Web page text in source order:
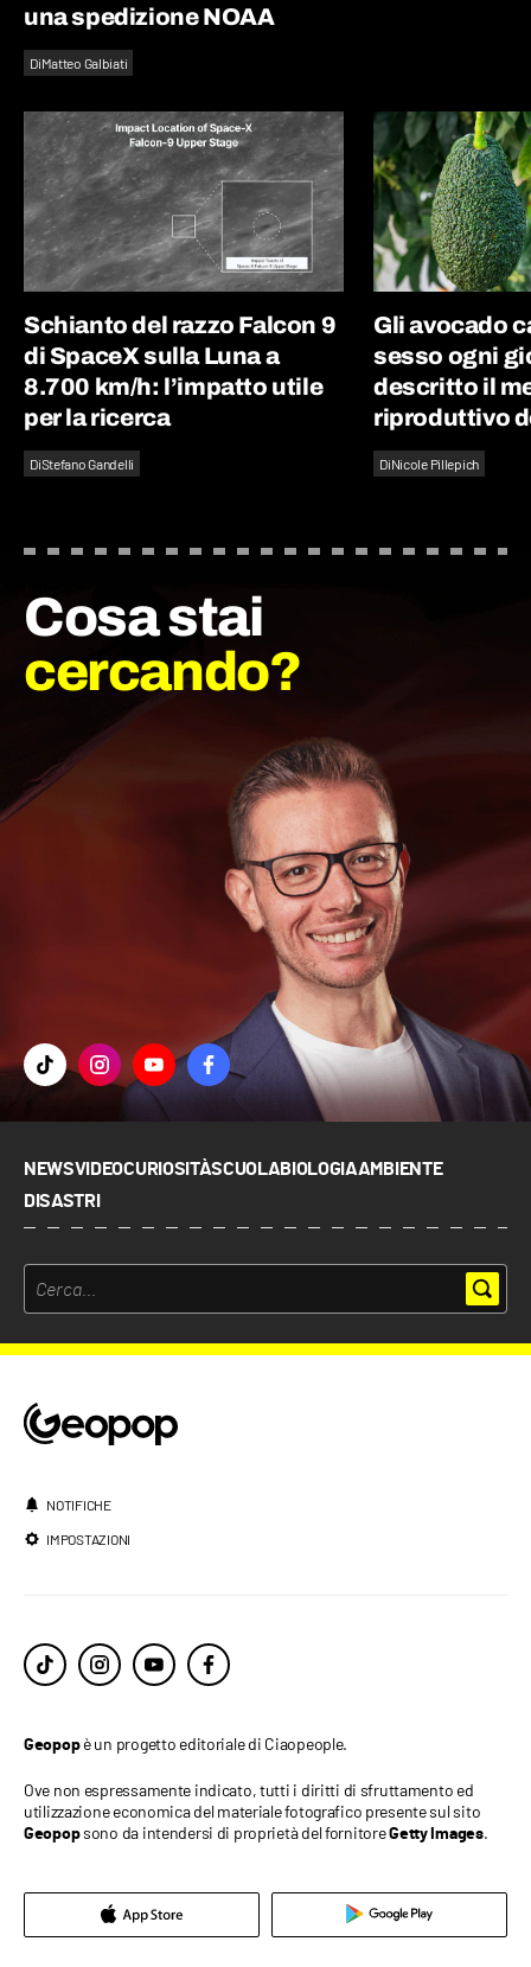
una spedizione NOAA
DiMatteo Galbiati
Schianto del razzo Falcon 9
di SpaceX sulla Luna a
8.700 km/h: l’impatto utile
per la ricerca
DiStefano Gandelli
Gli avocado
sesso ogni
descritto il
riproduttivo
DiNicole Pillepich
Cosa stai
cercando?
NEWSVIDEOCURIOSITÀSCUOLABIOLOGIAAMBIENTE
DISASTRI
NOTIFICHE
IMPOSTAZIONI
Geopopè un progetto editoriale di Ciaopeople.
Ove non espressamente indicato, tutti i diritti di sfruttamento ed
utilizzazione economica del materiale fotografico presente sul sito
Geopopsono da intendersi di proprietà del fornitoreGetty Images.